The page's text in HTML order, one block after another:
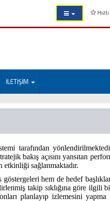
İLETİŞİM
tarafından
bakış açısını yansıtan
etkinliği sağlanmaktadır.
hem de hedef
takip sıklığına göre
planlayıp izlemesini